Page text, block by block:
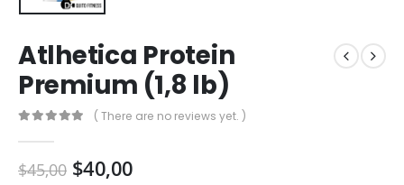
Atlhetica Protein
Premium (1,8 lb)
( There are no reviews yet. )
$45,00 $40,00